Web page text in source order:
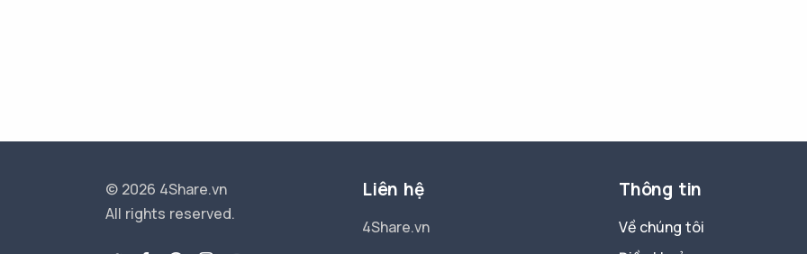
© 2026 4Share.vn
All rights reserved.
Liên hệ
4Share.vn
Thông tin
Về chúng tôi